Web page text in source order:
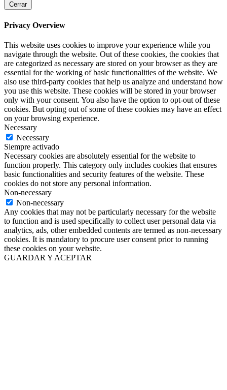
Cerrar
Privacy Overview
This website uses cookies to improve your experience while you
navigate through the website. Out of these cookies, the cookies that
are categorized as necessary are stored on your browser as they are
essential for the working of basic functionalities of the website. We
also use third-party cookies that help us analyze and understand how
you use this website. These cookies will be stored in your browser
only with your consent. You also have the option to opt-out of these
cookies. But opting out of some of these cookies may have an effect
on your browsing experience.
Necessary
Necessary
Siempre activado
Necessary cookies are absolutely essential for the website to
function properly. This category only includes cookies that ensures
basic functionalities and security features of the website. These
cookies do not store any personal information.
Non-necessary
Non-necessary
Any cookies that may not be particularly necessary for the website
to function and is used specifically to collect user personal data via
analytics, ads, other embedded contents are termed as non-necessary
cookies. It is mandatory to procure user consent prior to running
these cookies on your website.
GUARDAR Y ACEPTAR